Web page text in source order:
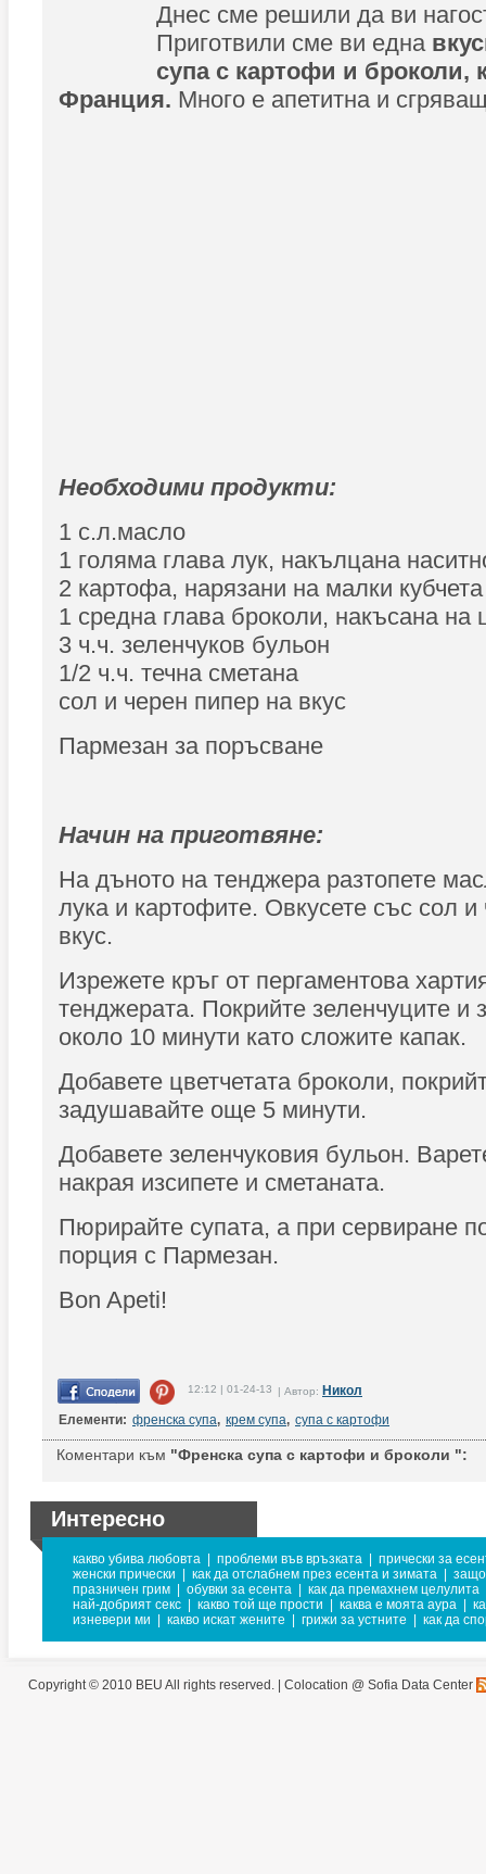
Днес сме решили да ви
Приготвили сме ви една
супа с картофи и броколи,
Франция. Много е апетитна и
Необходими продукти:
1 с.л.масло
1 голяма глава лук, накълцана
2 картофа, нарязани на малки кубчета
1 средна глава броколи, накъсана на
3 ч.ч. зеленчуков бульон
1/2 ч.ч. течна сметана
сол и черен пипер на вкус
Пармезан за поръсване
Начин на приготвяне:
На дъното на тенджера разтопете
лука и картофите. Овкусете със сол
вкус.
Изрежете кръг от пергаментова
тенджерата. Покрийте зеленчуците и
около 10 минути като сложите капак.
Добавете цветчетата броколи,
задушавайте още 5 минути.
Добавете зеленчуковия бульон.
накрая изсипете и сметаната.
Пюрирайте супата, а при сервиране
порция с Пармезан.
Bon Apeti!
12:12 | 01-24-13 | Автор: Никол
Елементи: френска супа, крем супа, супа с картофи
Коментари към "Френска супа с картофи и броколи ":
Интересно
какво убива любовта проблеми във връзката
прически за
женски прически
как да отслабнем през есента и зимата
защо
празничен грим
обувки за есента
как да премахнем целулита
най-добрият секс
какво той ще прости каква е моята аура
изневери ми
какво искат жените грижи за устните как да
Copyright © 2010 BEU All rights reserved. | Colocation @ Sofia Data Center